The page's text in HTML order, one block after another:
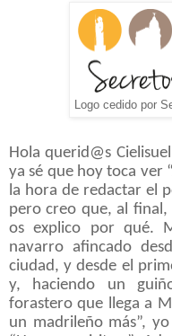
Logo cedido por
Hola querid@s
ya sé que hoy toca ver
la hora de redactar el
pero creo que, al
os explico por qué.
navarro afincado
ciudad, y desde el
y, haciendo un
forastero que llega a
un madrileño más”,